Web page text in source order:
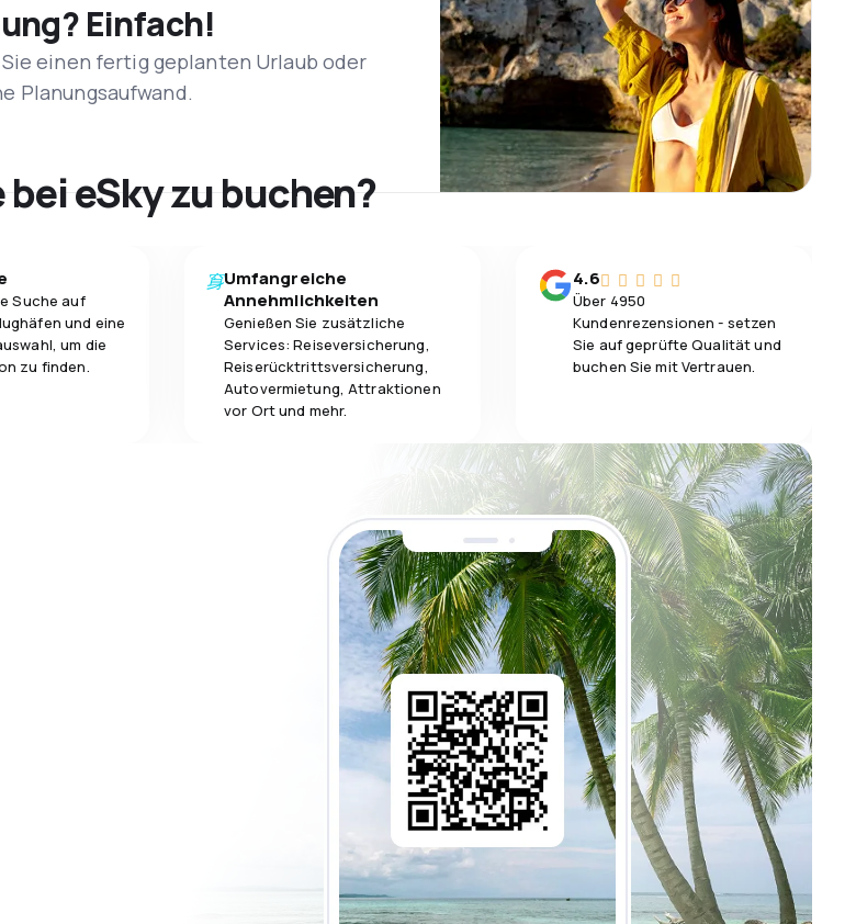
Einfach!
einen fertig geplanten Urlaub oder
Planungsaufwand.
eSky zu buchen?
Suche auf
und eine
um die
zu finden.
Umfangreiche
Annehmlichkeiten
Genießen Sie zusätzliche
Services: Reiseversicherung,
Reiserücktrittsversicherung,
Autovermietung, Attraktionen
vor Ort und mehr.
4.6
Über 4950
Kundenrezensionen - setzen
Sie auf geprüfte Qualität und
buchen Sie mit Vertrauen.